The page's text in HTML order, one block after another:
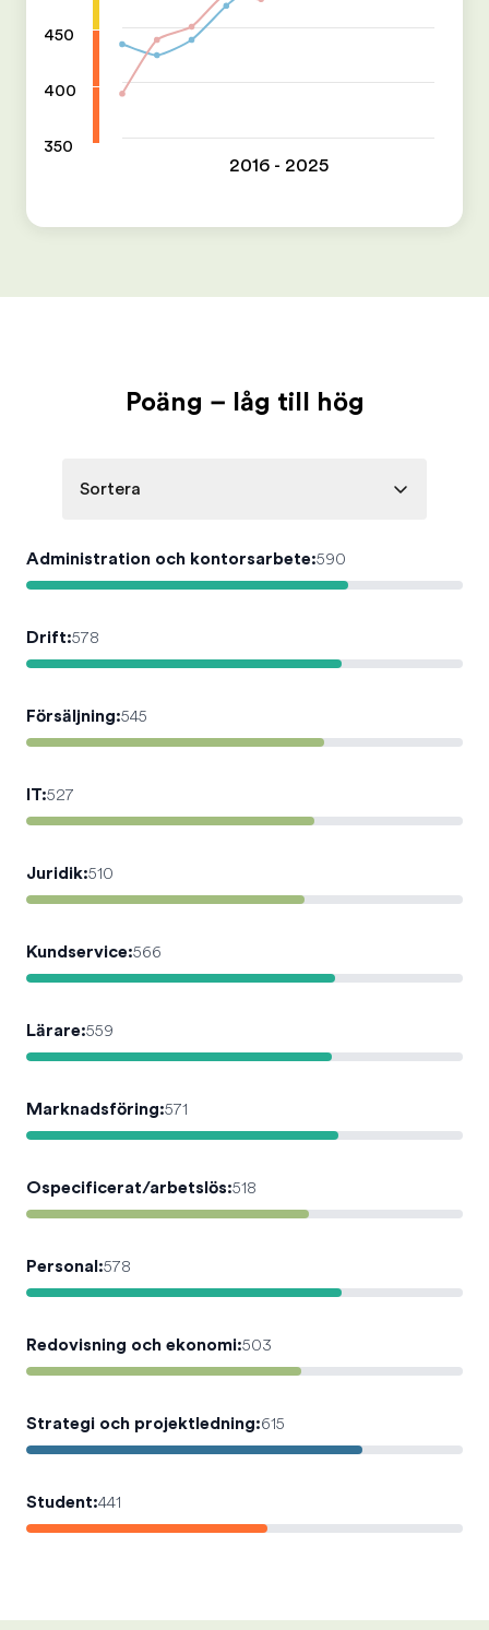
450
400
350
2016 - 2025
Poäng – låg till hög
Sortera
Administration och kontorsarbete:590
Drift:578
Försäljning:545
IT:527
Juridik:510
Kundservice:566
Lärare:559
Marknadsföring:571
Ospecificerat/arbetslös:518
Personal:578
Redovisning och ekonomi:503
Strategi och projektledning:615
Student:441